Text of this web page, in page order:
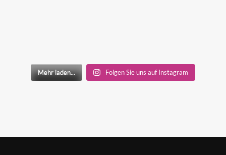
Mehr laden... Folgen Sie uns auf Instagram